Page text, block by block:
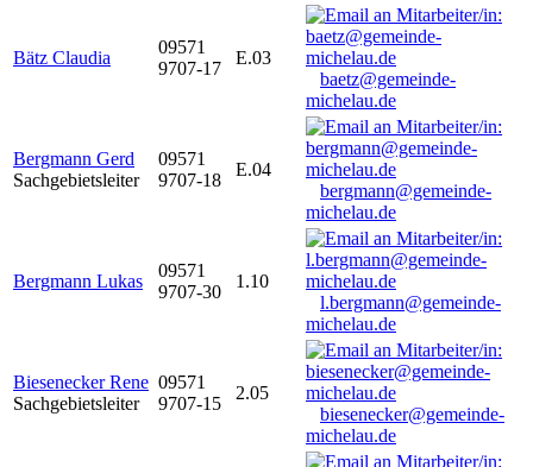
Bätz Claudia
09571
9707-17
E.03
baetz@gemeinde-
michelau.de
Bergmann Gerd
Sachgebietsleiter
09571
9707-18
E.04
bergmann@gemeinde-
michelau.de
Bergmann Lukas
09571
9707-30
1.10
l.bergmann@gemeinde-
michelau.de
Biesenecker Rene
Sachgebietsleiter
09571
9707-15
2.05
biesenecker@gemeinde-
michelau.de